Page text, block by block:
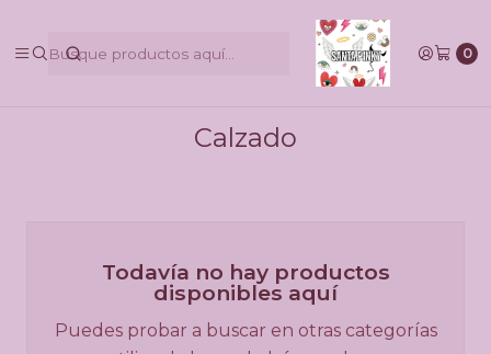
0
@pinkbycamilaruiztagle @camila_pinky_skull
Carteras Calzado
Calzado
Todavía no hay productos
disponibles aquí
Puedes probar a buscar en otras categorías